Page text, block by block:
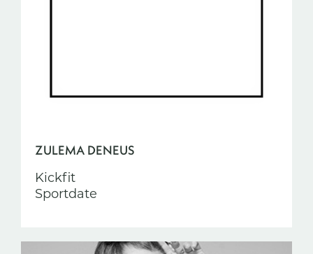
ZULEMA DENEUS
Kickfit
Sportdate